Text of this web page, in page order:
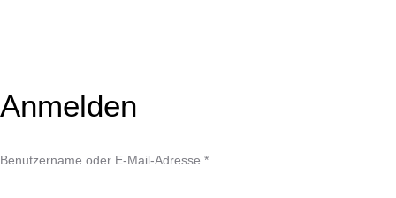
Anmelden
Benutzername oder E-Mail-Adresse *